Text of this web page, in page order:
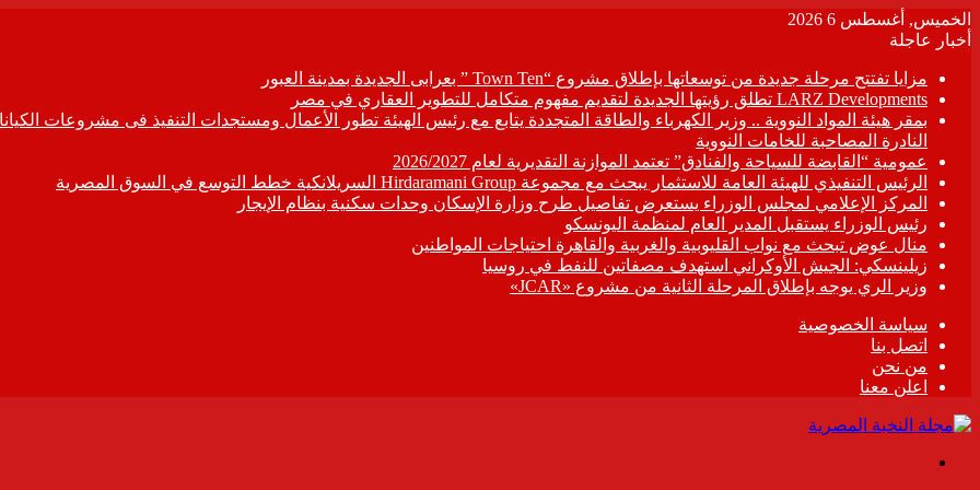
الخميس, أغسطس 6 2026
أخبار عاجلة
مزايا تفتتح مرحلة جديدة من توسعاتها بإطلاق مشروع “Town Ten ” بعرابى الجديدة بمدينة العبور
LARZ Developments تطلق رؤيتها الجديدة لتقديم مفهوم متكامل للتطوير العقاري في مصر
بمقر هيئة المواد النووية .. وزير الكهرباء والطاقة المتجددة يتابع مع رئيس الهيئة تطور الأعمال ومستجدات التنفيذ فى مشروعات
النادرة المصاحبة للخامات النووية
عمومية “القابضة للسياحة والفنادق” تعتمد الموازنة التقديرية لعام 2026/2027
الرئيس التنفيذي للهيئة العامة للاستثمار يبحث مع مجموعة Hirdaramani Group السريلانكية خطط التوسع في السوق المصرية
المركز الإعلامي لمجلس الوزراء يستعرض تفاصيل طرح وزارة الإسكان وحدات سكنية بنظام الإيجار
رئيس الوزراء يستقبل المدير العام لمنظمة اليونسكو
منال عوض تبحث مع نواب القليوبية والغربية والقاهرة احتياجات المواطنين
زيلينسكي: الجيش الأوكراني استهدف مصفاتين للنفط في روسيا
وزير الري يوجه بإطلاق المرحلة الثانية من مشروع «JCAR»
سياسة الخصوصية
اتصل بنا
من نحن
اعلن معنا